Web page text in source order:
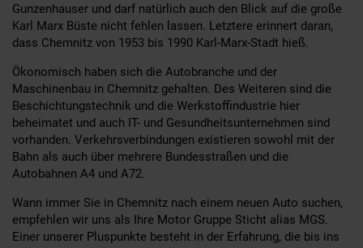
Gunzenhauser und darf natürlich auch den Blick auf die große
Karl Marx Büste nicht fehlen lassen. Letztere erinnert daran,
dass Chemnitz von 1953 bis 1990 Karl-Marx-Stadt hieß.
Ökonomisch haben sich die Autobranche und der
Maschinenbau in Chemnitz gehalten. Des Weiteren sind die
Beschichtungstechnik und die Werkstoffindustrie hier
beheimatet und auch IT- und Gesundheitsunternehmen sind
vorhanden. Verkehrsverbindungen existieren sowohl mit der
Bahn als auch über mehrere Bundesstraßen und die
Autobahnen A4 und A72.
Wann immer Sie in Chemnitz nach einem neuen Auto suchen,
empfehlen wir uns als Ihre Motor Gruppe Sticht alias MGS.
Einer unserer Pluspunkte besteht in der Erfahrung, die bis ins